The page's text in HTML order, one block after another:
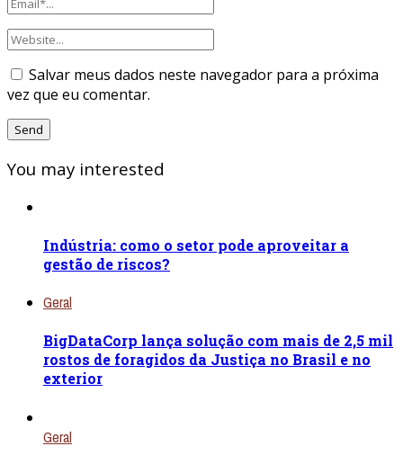
Salvar meus dados neste navegador para a próxima
vez que eu comentar.
You may interested
Indústria: como o setor pode aproveitar a
gestão de riscos?
Geral
BigDataCorp lança solução com mais de 2,5 mil
rostos de foragidos da Justiça no Brasil e no
exterior
Geral